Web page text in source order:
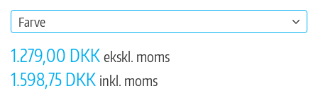
Farve
1.279,00 DKK ekskl. moms
1.598,75 DKK inkl. moms